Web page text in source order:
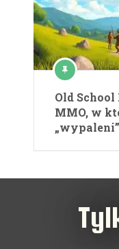
Old School
MMO, w